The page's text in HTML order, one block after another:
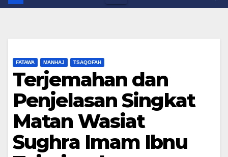
FATAWA MANHAJ TSAQOFAH
Terjemahan dan
Penjelasan Singkat
Matan Wasiat
Sughra Imam Ibnu